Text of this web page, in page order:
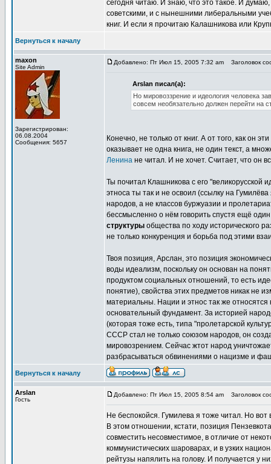
сегодня читаю. И знаю, что это такое. И
советскими, и с нынешними либеральными
книг. И если я прочитаю Калашникова или
Вернуться к началу
maxon
Site Admin
Зарегистрирован:
06.08.2004
Сообщения: 5657
Добавлено: Пт Июл 15, 2005 7:32 am Заголовок
Arslan писал(а):
Но мировоззрение и идеология человека
совсем необязательно должен перейти на
Конечно, не только от книг. А от того, как он
оказывает не одна книга, не один текст, а
Ленина не читал. И не хочет. Считает, что он
Ты почитал Клашникова с его "великорусской
этноса ты так и не освоил (ссылку на
народов, а не классов буржуазии и
бессмысленно о нём говорить спустя ещё
структуры общества по ходу исторического
не только конкуренция и борьба под этими
Твоя позиция, Арслан, это позиция
воды идеализм, поскольку он основан на
продуктом социальных отношений, то есть
понятие), свойства этих предметов никак не
материальны. Нации и этнос так же
основательный фундамент. За историей
(которая тоже есть, типа "пролетарской
СССР стал не только союзом народов, он
мировозрением. Сейчас жтот народ
разбрасываться обвинениями о нацизме и
Вернуться к началу
Arslan
Гость
Добавлено: Пт Июл 15, 2005 8:54 am Заголовок
Не беспокойся. Гумилева я тоже читал. Но
В этом отношении, кстати, позиция
совместить несовместимое, в отличие от
коммунистических шароварах, и в узких
рейтузы напялить на голову. И получается у